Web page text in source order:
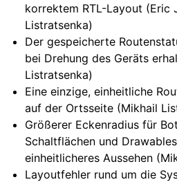
korrektem RTL-Layout (Eric
Listratsenka)
Der gespeicherte
bei Drehung des Geräts
Listratsenka)
Eine einzige, einheitliche
auf der Ortsseite (Mikhail
Größerer Eckenradius für
Schaltflächen und
einheitlicheres Aussehen
Layoutfehler rund um die